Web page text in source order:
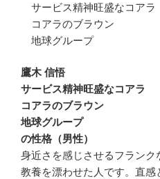
サービス精神旺盛なコアラ
コアラのブラウン
地球グループ
鷹木 信悟
サービス精神旺盛なコアラ
コアラのブラウン
地球グループ
の性格（男性）
身近さを感じさせるフランク
教養を漂わせた人です。直